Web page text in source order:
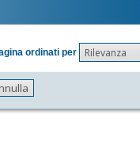
ordinati per Rilevanza